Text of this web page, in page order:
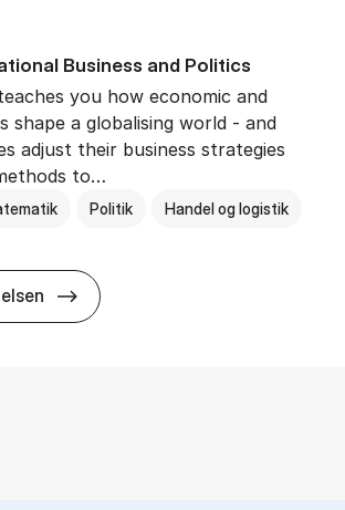
Busi­ness and Polit­ics
you how economic and
shape a globalising world - and
adjust their business strategies
to…
Politik Handel og logistik
BSc in In­ter­na­tion­al Busi­ness